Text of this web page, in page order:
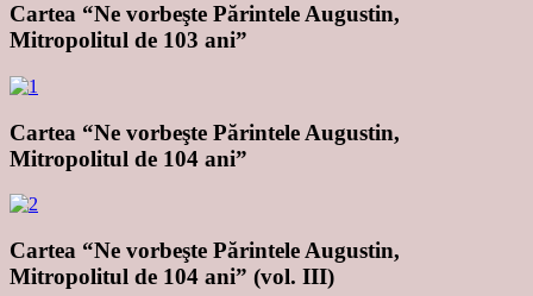
Cartea “Ne vorbeşte Părintele Augustin,
Mitropolitul de 103 ani”
Cartea “Ne vorbeşte Părintele Augustin,
Mitropolitul de 104 ani”
Cartea “Ne vorbeşte Părintele Augustin,
Mitropolitul de 104 ani” (vol. III)